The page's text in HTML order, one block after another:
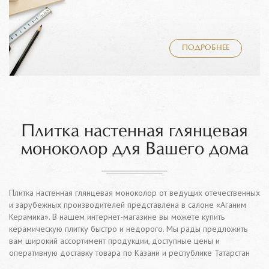
ПОДРОБНЕЕ
Плитка настенная глянцевая
моноколор для Вашего дома
Плитка настенная глянцевая моноколор от ведущих отечественных
и зарубежных производителей представлена в салоне «Аганим
Керамика». В нашем интернет-магазине вы можете купить
керамическую плитку быстро и недорого. Мы рады предложить
вам широкий ассортимент продукции, доступные цены и
оперативную доставку товара по Казани и республике Татарстан